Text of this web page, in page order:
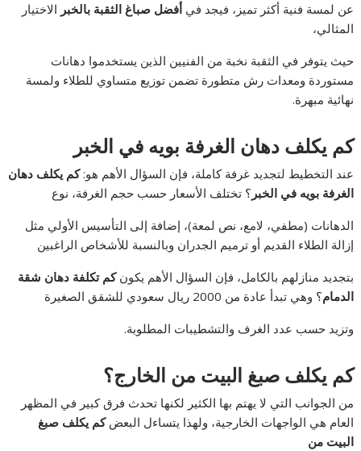
عن لمسة فنية أكثر تميز، فيجد فيأفضل صباغ الثقبة بالخبر الاختيار
المثالي،
حيث يتوفر في الثقبة نخبة من الفنيين الذين يستخدموا دهانات
مستوردة ومعدات رش متطورة تضمن توزيع متساوي للطلاء ولمسة
نهائية مبهرة.
كم يكلف دهان الغرفة بويه في الخبر
عند التخطيط لتجديد غرفة كاملة، فإن السؤال الأهم هو:كم يكلف دهان
الغرفة بويه في الخبر ؟ تختلف الأسعار حسب حجم الغرفة، نوع
الدهانات (مطفي، لامع، نص لمعة)، إضافة إلى التأسيس الأولي مثل
إزالة الطلاء القديم أو ترميم الجدران وبالنسبة للأشخاص الراغبين
بتجديد منازلهم بالكامل، فإن السؤال الأهم يكونكم تكلفة دهان شقة
الدمام؟ وهي تبدأ عادة من 2000 ريال سعودي للشقق الصغيرة
وتزيد حسب عدد الغرف والتشطيبات المطلوبة.
كم يكلف صبغ البيت من الخارج؟
من الجوانب التي لا يهتم بها الكثير لكنها تحدث فرق كبير في المظهر
العام هي الواجهات الخارجية، ولهذا يتساءل البعضكم يكلف صبغ
البيت من